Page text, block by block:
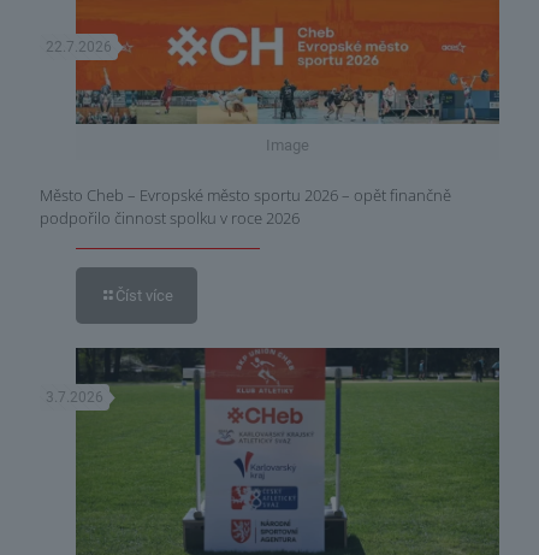
Image
22.7.2026
Město Cheb – Evropské město sportu 2026 – opět finančně
podpořilo činnost spolku v roce 2026
Číst více
3.7.2026